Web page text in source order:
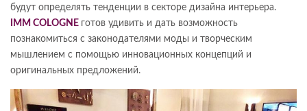
будут определять тенденции в секторе дизайна интерьера.
IMM COLOGNE готов удивить и дать возможность
познакомиться с законодателями моды и творческим
мышлением с помощью инновационных концепций и
оригинальных предложений.